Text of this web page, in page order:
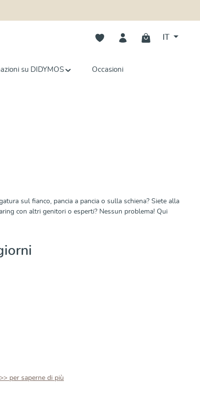
Hai 0 articoli nella lista dei
su DIDYMOS Occasioni
sul fianco, pancia a pancia o sulla schiena? Siete alla
con altri genitori o esperti? Nessun problema! Qui
>> per saperne di più